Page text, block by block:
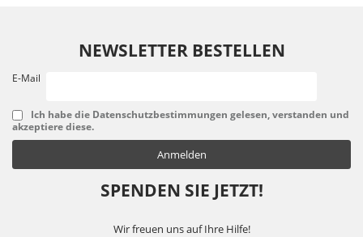
NEWSLETTER BESTELLEN
E-Mail
Ich habe die Datenschutzbestimmungen gelesen, verstanden und
akzeptiere diese.
SPENDEN SIE JETZT!
Wir freuen uns auf Ihre Hilfe!